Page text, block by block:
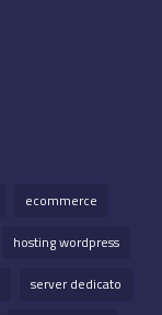
ecommerce
hosting wordpress
server dedicato